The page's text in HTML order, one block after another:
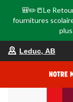
🎒✏️📒Le
fournitures
Leduc, AB